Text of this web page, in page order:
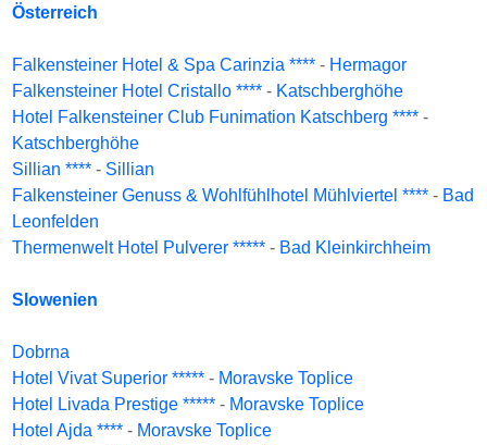
Österreich
Falkensteiner Hotel & Spa Carinzia **** - Hermagor
Falkensteiner Hotel Cristallo **** - Katschberghöhe
Hotel Falkensteiner Club Funimation Katschberg **** -
Katschberghöhe
Sillian **** - Sillian
Falkensteiner Genuss & Wohlfühlhotel Mühlviertel **** - Bad
Leonfelden
Thermenwelt Hotel Pulverer ***** - Bad Kleinkirchheim
Slowenien
Dobrna
Hotel Vivat Superior ***** - Moravske Toplice
Hotel Livada Prestige ***** - Moravske Toplice
Hotel Ajda **** - Moravske Toplice